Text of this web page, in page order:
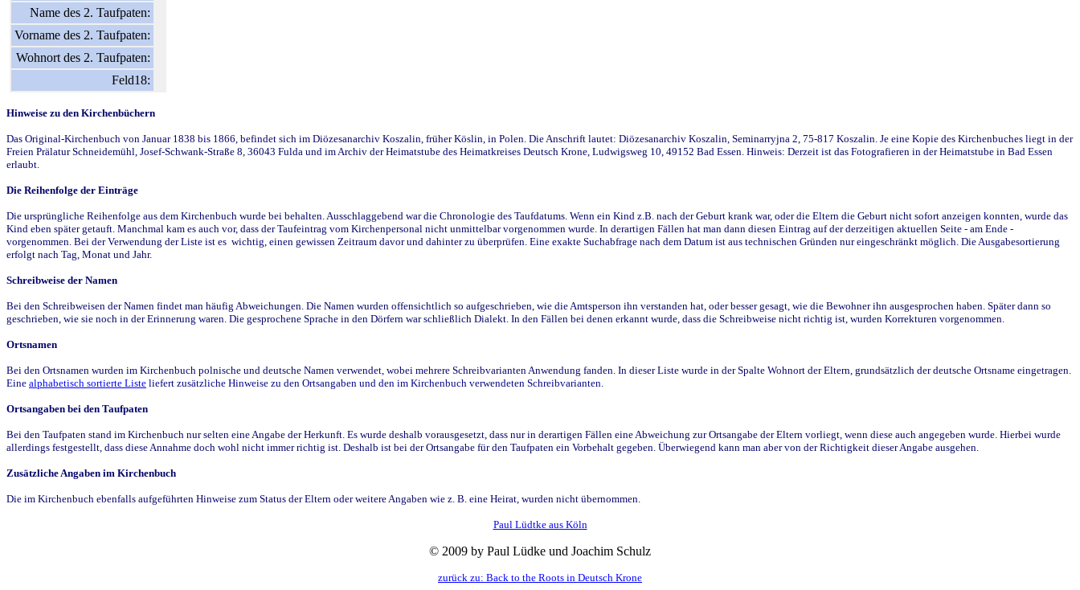
Name des 2. Taufpaten:
Vorname des 2. Taufpaten:
Wohnort des 2. Taufpaten:
Feld18:
Hinweise zu den Kirchenbüchern
Das Original-Kirchenbuch von Januar 1838 bis 1866, befindet sich im Diözesanarchiv Koszalin, früher Köslin, in Polen. Die Anschrift lautet: Diözesanarchiv Koszalin, Seminarryjna 2, 75-817 Koszalin. Je eine Kopie des Kirchenbuches liegt in der
Freien Prälatur Schneidemühl, Josef-Schwank-Straße 8, 36043 Fulda und im Archiv der Heimatstube des Heimatkreises Deutsch Krone, Ludwigsweg 10, 49152 Bad Essen. Hinweis: Derzeit ist das Fotografieren in der Heimatstube in Bad Essen
erlaubt.
Die Reihenfolge der Einträge
Die ursprüngliche Reihenfolge aus dem Kirchenbuch wurde bei behalten. Ausschlaggebend war die Chronologie des Taufdatums. Wenn ein Kind z.B. nach der Geburt krank war, oder die Eltern die Geburt nicht sofort anzeigen konnten, wurde das
Kind eben später getauft. Manchmal kam es auch vor, dass der Taufeintrag vom Kirchenpersonal nicht unmittelbar vorgenommen wurde. In derartigen Fällen hat man dann diesen Eintrag auf der derzeitigen aktuellen Seite - am Ende -
vorgenommen. Bei der Verwendung der Liste ist es wichtig, einen gewissen Zeitraum davor und dahinter zu überprüfen. Eine exakte Suchabfrage nach dem Datum ist aus technischen Gründen nur eingeschränkt möglich. Die Ausgabesortierung
erfolgt nach Tag, Monat und Jahr.
Schreibweise der Namen
Bei den Schreibweisen der Namen findet man häufig Abweichungen. Die Namen wurden offensichtlich so aufgeschrieben, wie die Amtsperson ihn verstanden hat, oder besser gesagt, wie die Bewohner ihn ausgesprochen haben. Später dann so
geschrieben, wie sie noch in der Erinnerung waren. Die gesprochene Sprache in den Dörfern war schließlich Dialekt. In den Fällen bei denen erkannt wurde, dass die Schreibweise nicht richtig ist, wurden Korrekturen vorgenommen.
Ortsnamen
Bei den Ortsnamen wurden im Kirchenbuch polnische und deutsche Namen verwendet, wobei mehrere Schreibvarianten Anwendung fanden. In dieser Liste wurde in der Spalte Wohnort der Eltern, grundsätzlich der deutsche Ortsname eingetragen.
Eine alphabetisch sortierte Liste liefert zusätzliche Hinweise zu den Ortsangaben und den im Kirchenbuch verwendeten Schreibvarianten.
Ortsangaben bei den Taufpaten
Bei den Taufpaten stand im Kirchenbuch nur selten eine Angabe der Herkunft. Es wurde deshalb vorausgesetzt, dass nur in derartigen Fällen eine Abweichung zur Ortsangabe der Eltern vorliegt, wenn diese auch angegeben wurde. Hierbei wurde
allerdings festgestellt, dass diese Annahme doch wohl nicht immer richtig ist. Deshalb ist bei der Ortsangabe für den Taufpaten ein Vorbehalt gegeben. Überwiegend kann man aber von der Richtigkeit dieser Angabe ausgehen.
Zusätzliche Angaben im Kirchenbuch
Die im Kirchenbuch ebenfalls aufgeführten Hinweise zum Status der Eltern oder weitere Angaben wie z. B. eine Heirat, wurden nicht übernommen.
Paul Lüdtke aus Köln
© 2009 by Paul Lüdke und Joachim Schulz
zurück zu: Back to the Roots in Deutsch Krone